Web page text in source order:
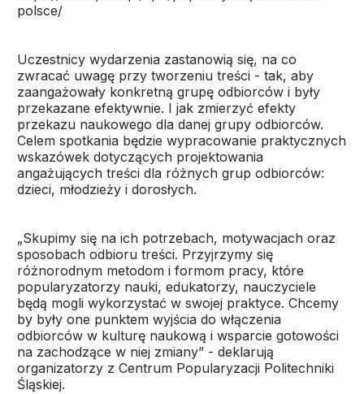
polsce/
Uczestnicy wydarzenia zastanowią się, na co
zwracać uwagę przy tworzeniu treści - tak, aby
zaangażowały konkretną grupę odbiorców i były
przekazane efektywnie. I jak zmierzyć efekty
przekazu naukowego dla danej grupy odbiorców.
Celem spotkania będzie wypracowanie praktycznych
wskazówek dotyczących projektowania
angażujących treści dla różnych grup odbiorców:
dzieci, młodzieży i dorosłych.
„Skupimy się na ich potrzebach, motywacjach oraz
sposobach odbioru treści. Przyjrzymy się
różnorodnym metodom i formom pracy, które
popularyzatorzy nauki, edukatorzy, nauczyciele
będą mogli wykorzystać w swojej praktyce. Chcemy
by były one punktem wyjścia do włączenia
odbiorców w kulturę naukową i wsparcie gotowości
na zachodzące w niej zmiany” - deklarują
organizatorzy z Centrum Popularyzacji Politechniki
Śląskiej.